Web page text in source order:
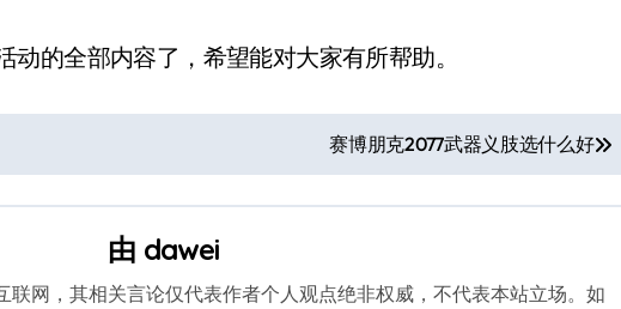
的全部内容了，希望能对大家有所帮助。
赛博朋克2077武器义肢选什么好
由 dawei
联网，其相关言论仅代表作者个人观点绝非权威，不代表本站立场。如